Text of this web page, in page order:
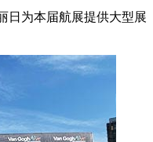
日为本届航展提供大型展